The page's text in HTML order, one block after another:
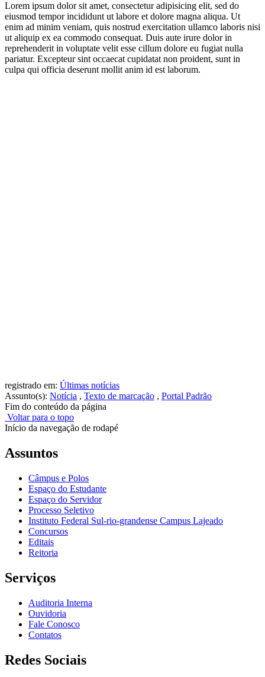
Lorem ipsum dolor sit amet, consectetur adipisicing elit, sed do
eiusmod tempor incididunt ut labore et dolore magna aliqua. Ut
enim ad minim veniam, quis nostrud exercitation ullamco laboris nisi
ut aliquip ex ea commodo consequat. Duis aute irure dolor in
reprehenderit in voluptate velit esse cillum dolore eu fugiat nulla
pariatur. Excepteur sint occaecat cupidatat non proident, sunt in
culpa qui officia deserunt mollit anim id est laborum.
registrado em: Últimas notícias
Assunto(s): Notícia , Texto de marcação , Portal Padrão
Fim do conteúdo da página
Voltar para o topo
Início da navegação de rodapé
Assuntos
Câmpus e Polos
Espaço do Estudante
Espaço do Servidor
Processo Seletivo
Instituto Federal Sul-rio-grandense Campus Lajeado
Concursos
Editais
Reitoria
Serviços
Auditoria Interna
Ouvidoria
Fale Conosco
Contatos
Redes Sociais